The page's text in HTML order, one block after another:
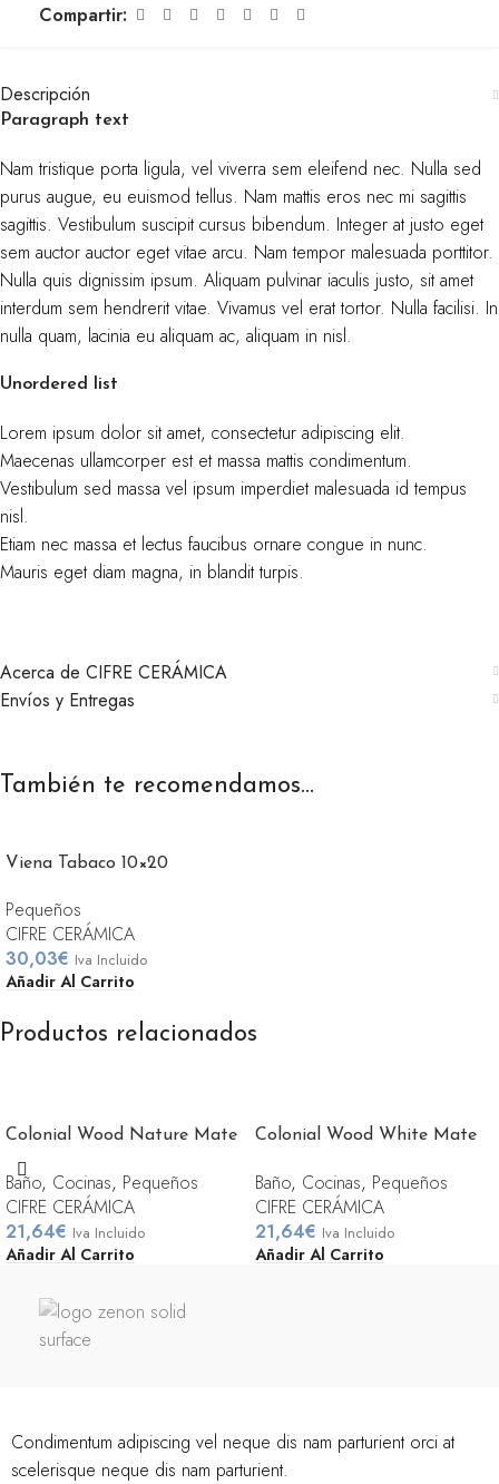
Compartir:
Descripción
Paragraph text
Nam tristique porta ligula, vel viverra sem eleifend nec. Nulla sed
purus augue, eu euismod tellus. Nam mattis eros nec mi sagittis
sagittis. Vestibulum suscipit cursus bibendum. Integer at justo eget
sem auctor auctor eget vitae arcu. Nam tempor malesuada porttitor.
Nulla quis dignissim ipsum. Aliquam pulvinar iaculis justo, sit amet
interdum sem hendrerit vitae. Vivamus vel erat tortor. Nulla facilisi. In
nulla quam, lacinia eu aliquam ac, aliquam in nisl.
Unordered list
Lorem ipsum dolor sit amet, consectetur adipiscing elit.
Maecenas ullamcorper est et massa mattis condimentum.
Vestibulum sed massa vel ipsum imperdiet malesuada id tempus
nisl.
Etiam nec massa et lectus faucibus ornare congue in nunc.
Mauris eget diam magna, in blandit turpis.
Acerca de CIFRE CERÁMICA
Envíos y Entregas
También te recomendamos…
Viena Tabaco 10×20
Pequeños
CIFRE CERÁMICA
30,03€ Iva Incluido
Añadir Al Carrito
Productos relacionados
Colonial Wood Nature Mate
7,5×30
Baño, Cocinas, Pequeños
CIFRE CERÁMICA
21,64€ Iva Incluido
Añadir Al Carrito
Colonial Wood White Mate
Baño, Cocinas, Pequeños
CIFRE CERÁMICA
21,64€ Iva Incluido
Añadir Al Carrito
Condimentum adipiscing vel neque dis nam parturient orci at
scelerisque neque dis nam parturient.